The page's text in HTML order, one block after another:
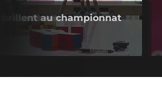
brillent au championnat